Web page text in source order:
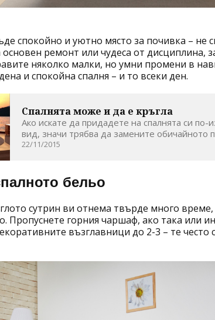
спокойно и уютно място за почивка – не
ремонт или чудеса от дисциплина,
няколко малки, но умни промени в
и спокойна спалня – и то всеки ден.
Спалнята може и да е кръгла
Ако искате да придадете на спалнята си
вид, значи трябва да замените обичайното
22/11/2015
бельо
сутрин ви отнема твърде много
Пропуснете горния чаршаф, ако така или
възглавници до 2-3 – те